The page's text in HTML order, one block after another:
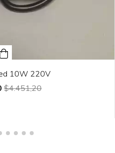
10W 220V
$4.451,20